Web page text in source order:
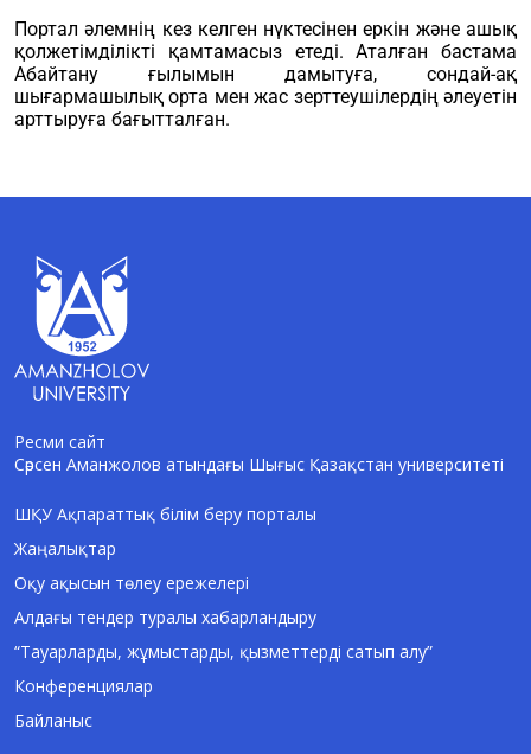
Портал әлемнің кез келген нүктесінен еркін және ашық
қолжетімділікті қамтамасыз етеді. Аталған бастама
Абайтану ғылымын дамытуға, сондай-ақ
шығармашылық орта мен жас зерттеушілердің әлеуетін
арттыруға бағытталған.
Ресми сайт
Сәрсен Аманжолов атындағы Шығыс Қазақстан университеті
ШҚУ Ақпараттық білім беру порталы
Жаңалықтар
Оқу ақысын төлеу ережелері
Алдағы тендер туралы хабарландыру
“Тауарларды, жұмыстарды, қызметтерді сатып алу”
Конференциялар
Байланыс
AI-Talapker
Сәлем! Мен AI-Talapker — Сәрсен
Аманжолов атындағы Шығыс Қазақстан
университеті (ШҚУ) көмекшісімін.
Бакалавриат, магистратура, докторантура